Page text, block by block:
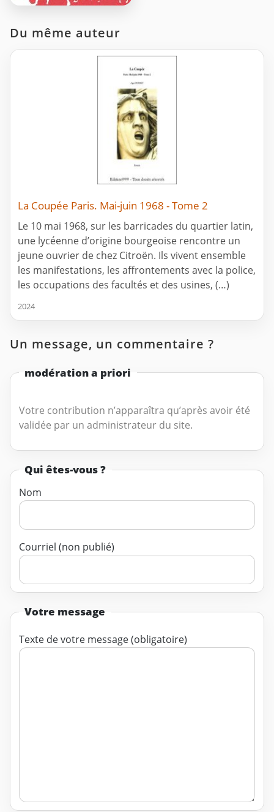
Du même auteur
La Coupée Paris. Mai-juin 1968 - Tome 2
Le 10 mai 1968, sur les barricades du quartier latin,
une lycéenne d’origine bourgeoise rencontre un
jeune ouvrier de chez Citroën. Ils vivent ensemble
les manifestations, les affrontements avec la police,
les occupations des facultés et des usines, (…)
2024
Un message, un commentaire ?
modération a priori
Votre contribution n’apparaîtra qu’après avoir été
validée par un administrateur du site.
Qui êtes-vous ?
Nom
Courriel (non publié)
Votre message
Texte de votre message (obligatoire)